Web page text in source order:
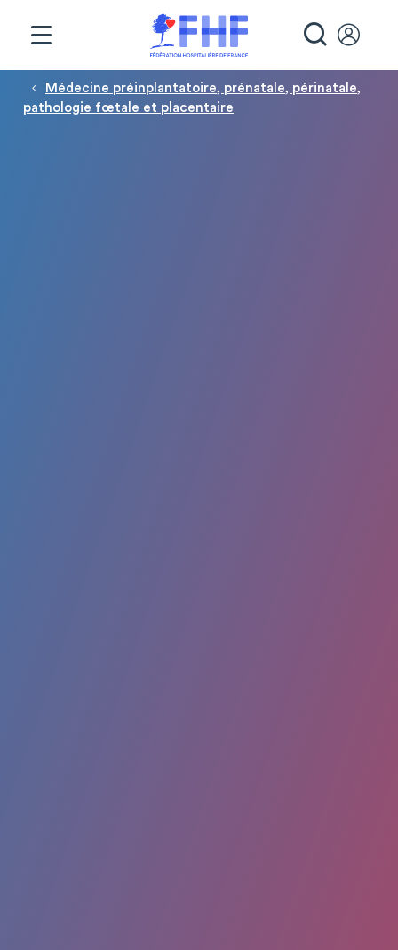
Fil d'Ariane
Médecine préinplantatoire, prénatale, périnatale,
pathologie fœtale et placentaire
Panneau de gestion des cookies